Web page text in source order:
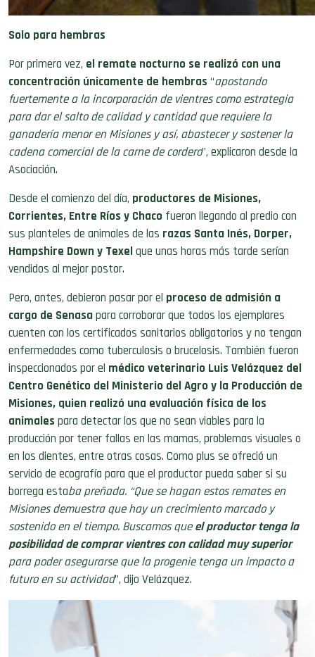
Solo para hembras
Por primera vez,el remate nocturno se realizó con una
concentración únicamente de hembras“apostando
fuertemente a la incorporación de vientres como estrategia
para dar el salto de calidad y cantidad que requiere la
ganadería menor en Misiones y así, abastecer y sostener la
cadena comercial de la carne de cordero”, explicaron desde la
Asociación.
Desde el comienzo del día,
Corrientes, Entre Ríos y Chacofueron llegando al predio con
sus planteles de animales de las razas Santa Inés, Dorper,
Hampshire Down y Texelque unas horas más tarde serían
vendidos al mejor postor.
Pero, antes, debieron pasar por el
cargo de Senasapara corroborar que todos los ejemplares
cuenten con los certificados sanitarios obligatorios y no tengan
enfermedades como tuberculosis o brucelosis. También fueron
inspeccionados por elmédico veterinario Luis Velázquez del
Centro Genético del Ministerio del Agro y la Producción de
Misiones, quien realizó una evaluación física de los
animales para detectar los que no sean viables para la
producción por tener fallas en las mamas, problemas visuales o
en los dientes, entre otras cosas. Como plus se ofreció un
servicio de ecografía para que el productor pueda saber si su
borrega estaba preñada. “Que se hagan estos remates en
Misiones demuestra que hay un crecimiento marcado y
sostenido en el tiempo. Buscamos queel productor tenga la
posibilidad de comprar vientres con calidad muy superior
para poder asegurarse que la progenie tenga un impacto a
futuro en su actividad”, dijo Velázquez.